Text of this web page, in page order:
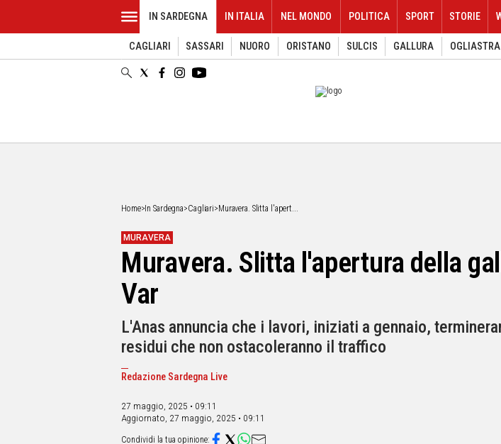
ORISTANO
IN SARDEGNA
CAGLIARI SASSARI NUORO ORISTANO SULCIS GALLURA OGLIASTRA
IN ITALIA NEL MONDO POLITICA SPORT STORIE
EVENTI
Home> In Sardegna>Cagliari>Muravera. Slitta l'apert...
MURAVERA
Muravera. Slitta l'apertura della
Var
L'Anas annuncia che i lavori, iniziati a gennaio,
residui che non ostacoleranno il traffico
Redazione Sardegna Live
27 maggio, 2025 • 09:11
Aggiornato, 27 maggio, 2025 • 09:11